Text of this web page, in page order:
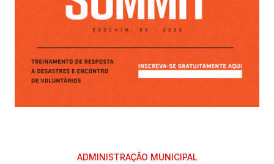
ADMINISTRAÇÃO MUNICIPAL